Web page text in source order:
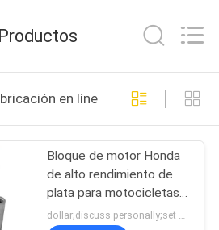
Productos
en línea
Bloque de motor Honda
de alto rendimiento de
plata para motocicletas
HONDA de 80cc
dollar;discuss personally;set MOQ:Negociación